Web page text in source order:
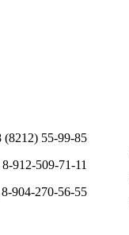
55-99-85
912-509-71-11
904-270-56-55